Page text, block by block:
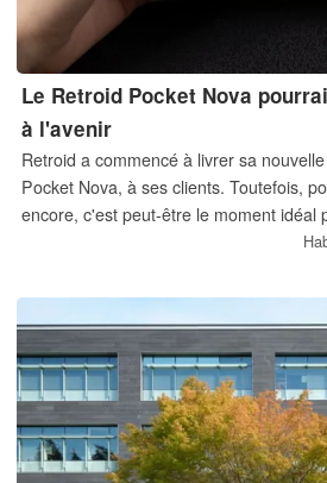
Le Retroid Pocket Nova
à l'avenir
Retroid a commencé à livrer sa
Pocket Nova, à ses clients. Toutefois,
encore, c'est peut-être le moment idéal
avant qu'il ne subisse une hausse de